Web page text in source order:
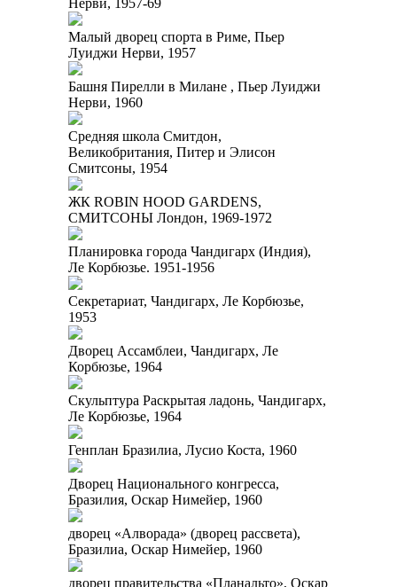
Нерви, 1957-69
Малый дворец спорта в Риме, Пьер
Луиджи Нерви, 1957
Башня Пирелли в Милане , Пьер Луиджи
Нерви, 1960
Средняя школа Смитдон,
Великобритания, Питер и Элисон
Смитсоны, 1954
ЖК ROBIN HOOD GARDENS,
СМИТСОНЫ Лондон, 1969-1972
Планировка города Чандигарх (Индия),
Ле Корбюзье. 1951-1956
Секретариат, Чандигарх, Ле Корбюзье,
1953
Дворец Ассамблеи, Чандигарх, Ле
Корбюзье, 1964
Скульптура Раскрытая ладонь, Чандигарх,
Ле Корбюзье, 1964
Генплан Бразилиа, Лусио Коста, 1960
Дворец Национального конгресса,
Бразилия, Оскар Нимейер, 1960
дворец «Алворада» (дворец рассвета),
Бразилиа, Оскар Нимейер, 1960
дворец правительства «Планальто», Оскар